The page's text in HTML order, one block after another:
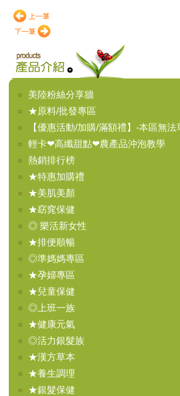
美陸粉絲分享牆
★原料/批發專區
【優惠活動/加購/滿額禮】-本區無法
輕卡❤高纖甜點❤農產品沖泡教學
熱銷排行榜
★特惠加購禮
★美肌美顏
★窈窕保健
◎ 樂活新女性
★排便順暢
◎準媽媽專區
★孕婦專區
★兒童保健
◎上班一族
★健康元氣
◎活力銀髮族
★漢方草本
★養生調理
★銀髮保健